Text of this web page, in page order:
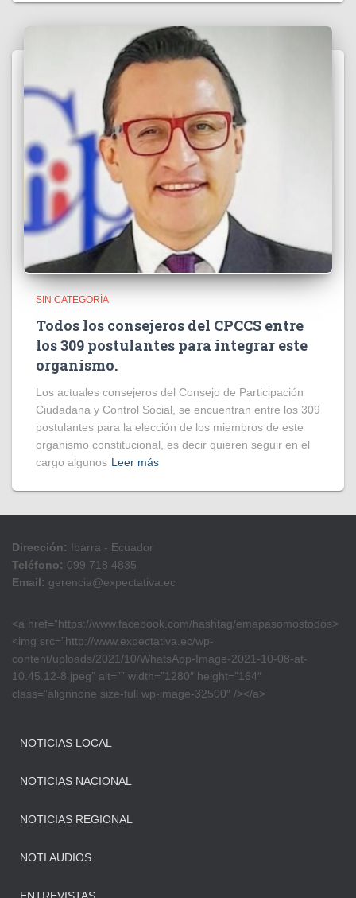
SIN CATEGORÍA
Todos los consejeros del CPCCS entre
los 309 postulantes para integrar este
organismo.
Los actuales consejeros del Consejo de Participación
Ciudadana y Control Social, se encuentran entre los 309
postulantes para la elección de los miembros de este
organismo constitucional, es decir quieren seguir en el
cargo algunos Leer más
Dirección: Ibarra - Ecuador
Teléfono: 099 718 4835
Email: gerencia@expectativa.ec
<a href=”https://www.facebook.com/hashtag/emapasomostodos>
<img src=”http://www.expectativa.ec/wp-
content/uploads/2021/10/WhatsApp-Image-2021-10-08-at-
10.45.12-8.jpeg” alt=”” width=”1280″ height=”164″
class=”alignnone size-full wp-image-32500″ /></a>
NOTICIAS LOCAL
NOTICIAS NACIONAL
NOTICIAS REGIONAL
NOTI AUDIOS